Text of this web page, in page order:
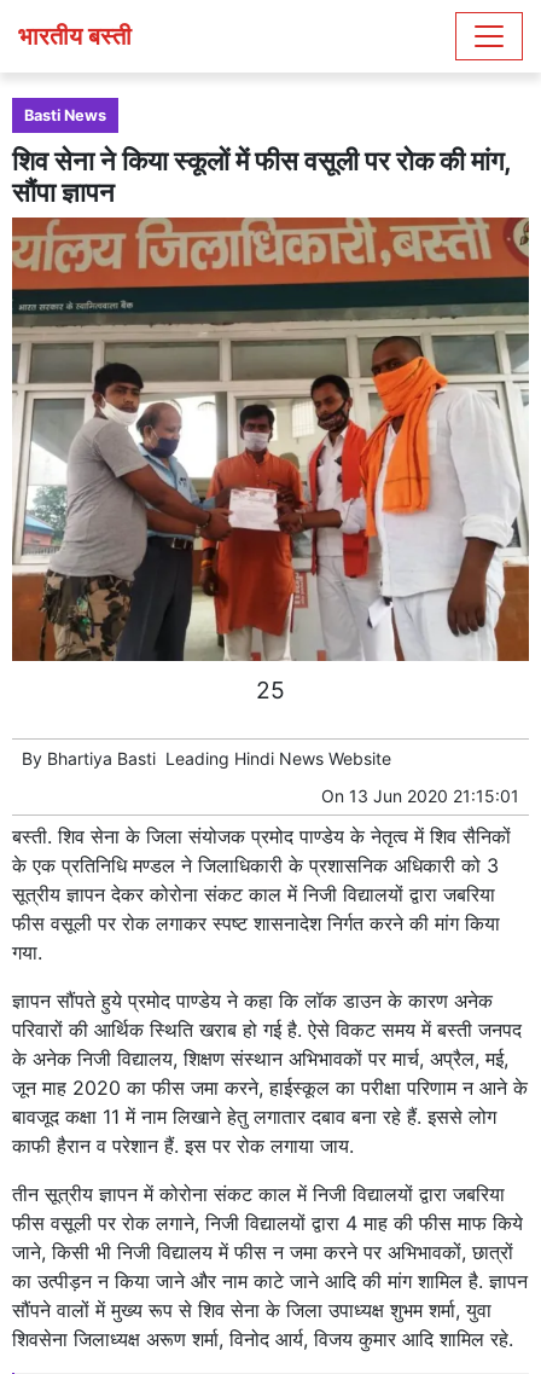
भारतीय बस्ती
Basti News
शिव सेना ने किया स्कूलों में फीस वसूली पर रोक की मांग,
सौंपा ज्ञापन
25
By Bhartiya Basti Leading Hindi News Website
On 13 Jun 2020 21:15:01
बस्ती. शिव सेना के जिला संयोजक प्रमोद पाण्डेय के नेतृत्व में शिव सैनिकों
के एक प्रतिनिधि मण्डल ने जिलाधिकारी के प्रशासनिक अधिकारी को 3
सूत्रीय ज्ञापन देकर कोरोना संकट काल में निजी विद्यालयों द्वारा जबरिया
फीस वसूली पर रोक लगाकर स्पष्ट शासनादेश निर्गत करने की मांग किया
गया.
ज्ञापन सौंपते हुये प्रमोद पाण्डेय ने कहा कि लॉक डाउन के कारण अनेक
परिवारों की आर्थिक स्थिति खराब हो गई है. ऐसे विकट समय में बस्ती जनपद
के अनेक निजी विद्यालय, शिक्षण संस्थान अभिभावकों पर मार्च, अप्रैल, मई,
जून माह 2020 का फीस जमा करने, हाईस्कूल का परीक्षा परिणाम न आने के
बावजूद कक्षा 11 में नाम लिखाने हेतु लगातार दबाव बना रहे हैं. इससे लोग
काफी हैरान व परेशान हैं. इस पर रोक लगाया जाय.
तीन सूत्रीय ज्ञापन में कोरोना संकट काल में निजी विद्यालयों द्वारा जबरिया
फीस वसूली पर रोक लगाने, निजी विद्यालयों द्वारा 4 माह की फीस माफ किये
जाने, किसी भी निजी विद्यालय में फीस न जमा करने पर अभिभावकों, छात्रों
का उत्पीड़न न किया जाने और नाम काटे जाने आदि की मांग शामिल है. ज्ञापन
सौंपने वालों में मुख्य रूप से शिव सेना के जिला उपाध्यक्ष शुभम शर्मा, युवा
शिवसेना जिलाध्यक्ष अरूण शर्मा, विनोद आर्य, विजय कुमार आदि शामिल रहे.